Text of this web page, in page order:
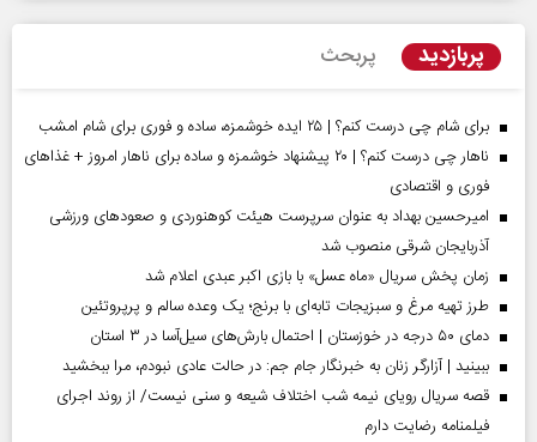
پربازدید پربحث
برای شام چی درست کنم؟ | ۲۵ ایده خوشمزه، ساده و فوری برای شام امشب
ناهار چی درست کنم؟ | ۲۰ پیشنهاد خوشمزه و ساده برای ناهار امروز + غذاهای
فوری و اقتصادی
امیرحسین بهداد به عنوان سرپرست هیئت کوهنوردی و صعودهای ورزشی
آذربایجان شرقی منصوب شد
زمان پخش سریال «ماه عسل» با بازی اکبر عبدی اعلام شد
طرز تهیه مرغ و سبزیجات تابه‌ای با برنج؛ یک وعده سالم و پرپروتئین
دمای ۵۰ درجه در خوزستان | احتمال بارش‌های سیل‌آسا در ۳ استان
ببینید | آزارگر زنان به خبرنگار جام جم: در حالت عادی نبودم، مرا ببخشید
قصه سریال رویای نیمه شب اختلاف شیعه و سنی نیست/ از روند اجرای
فیلمنامه رضایت دارم